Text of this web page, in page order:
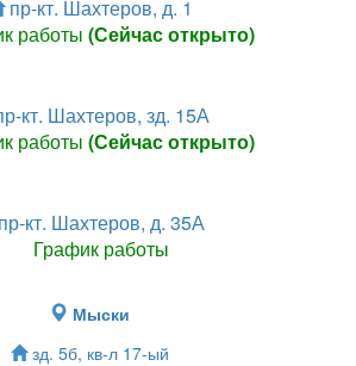
пр-кт. Шахтеров, д. 1
работы (Сейчас открыто)
кт. Шахтеров, зд. 15А
работы (Сейчас открыто)
кт. Шахтеров, д. 35А
График работы
Мыски
зд. 5б, кв-л 17-ый